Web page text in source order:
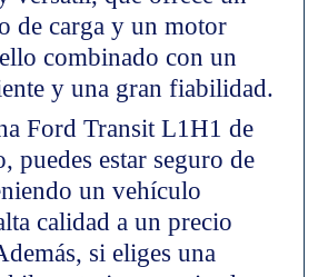
de carga y un motor
combinado con un
y una gran fiabilidad.
Ford Transit L1H1 de
puedes estar seguro de
un vehículo
calidad a un precio
si eliges una